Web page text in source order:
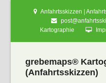
Anfahrtsskizzen |
Kartographie
grebemaps®
(Anfahrtsskizzen)